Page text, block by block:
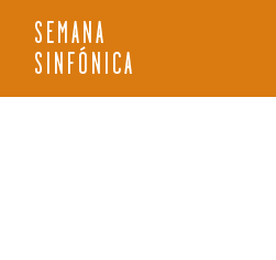
SEMANA
SINFÓNICA